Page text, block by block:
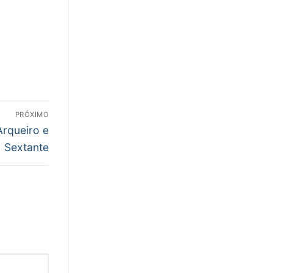
PRÓXIMO
e
Sextante